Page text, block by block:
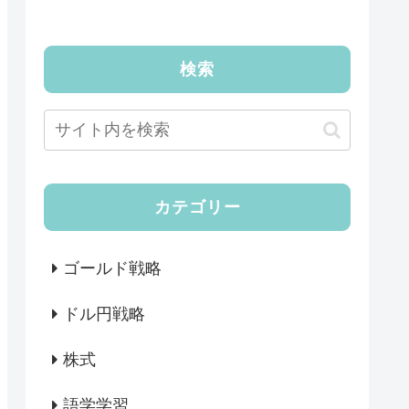
検索
カテゴリー
ゴールド戦略
ドル円戦略
株式